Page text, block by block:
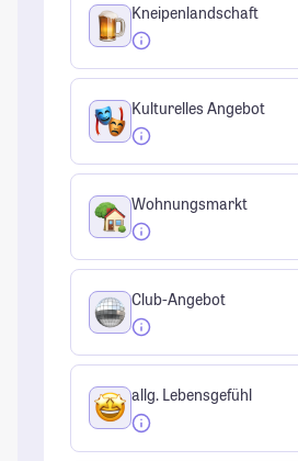
Kneipenlandschaft
Kulturelles Angebot
Wohnungsmarkt
Club-Angebot
allg. Lebensgefühl